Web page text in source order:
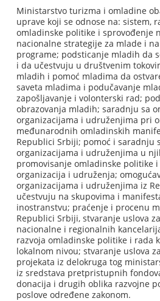
Ministarstvo turizma i omladine
uprave koji se odnose na: sistem,
omladinske politike i sprovođenje
nacionalne strategije za mlade i
programe; podsticanje mladih da
i da učestvuju u društvenim
mladih i pomoć mladima da
saveta mladima i podučavanje
zapošljavanje i volonterski rad;
obrazovanja mladih; saradnju sa
organizacijama i udruženjima pri
međunarodnih omladinskih
Republici Srbiji; pomoć i saradnju
organizacijama i udruženjima u
promovisanje omladinske politike
organizacija i udruženja;
organizacijama i udruženjima iz
učestvuju na skupovima i
inostranstvu; praćenje i procenu
Republici Srbiji, stvaranje uslova
nacionalne i regionalnih
razvoja omladinske politike i rada
lokalnom nivou; stvaranje uslova
projekata iz delokruga tog
iz sredstava pretpristupnih
donacija i drugih oblika razvojne
poslove određene zakonom.